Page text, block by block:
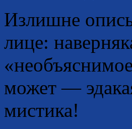
Излишне
лице:
может —
мистика!